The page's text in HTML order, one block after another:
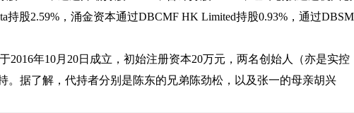
持股2.59%，涌金资本通过DBCMF HK Limited持股0.93%，通过DBSM
2016年10月20日成立，初始注册资本20万元，两名创始人（亦是实控
。据了解，代持者分别是陈东的兄弟陈劲松，以及张一的母亲胡兴